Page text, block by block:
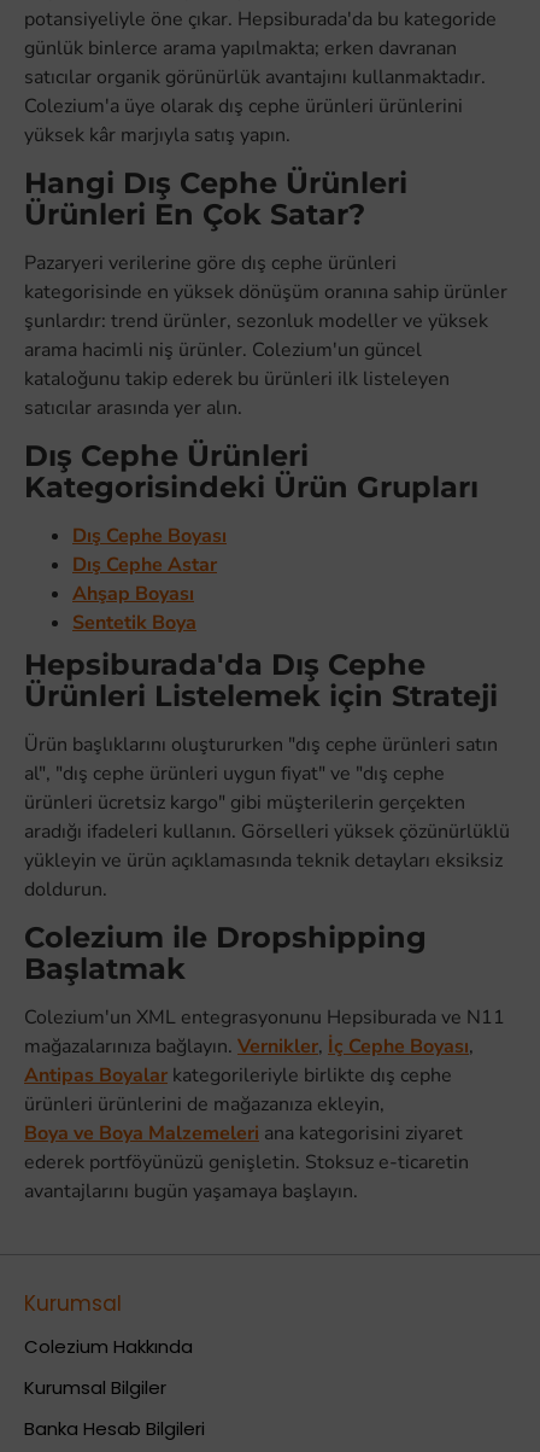
potansiyeliyle öne çıkar. Hepsiburada'da bu kategoride
günlük binlerce arama yapılmakta; erken davranan
satıcılar organik görünürlük avantajını kullanmaktadır.
Colezium'a üye olarak dış cephe ürünleri ürünlerini
yüksek kâr marjıyla satış yapın.
Hangi Dış Cephe Ürünleri
Ürünleri En Çok Satar?
Pazaryeri verilerine göre dış cephe ürünleri
kategorisinde en yüksek dönüşüm oranına sahip ürünler
şunlardır: trend ürünler, sezonluk modeller ve yüksek
arama hacimli niş ürünler. Colezium'un güncel
kataloğunu takip ederek bu ürünleri ilk listeleyen
satıcılar arasında yer alın.
Dış Cephe Ürünleri
Kategorisindeki Ürün Grupları
Dış Cephe Boyası
Dış Cephe Astar
Ahşap Boyası
Sentetik Boya
Hepsiburada'da Dış Cephe
Ürünleri Listelemek için Strateji
Ürün başlıklarını oluştururken "dış cephe ürünleri satın
al", "dış cephe ürünleri uygun fiyat" ve "dış cephe
ürünleri ücretsiz kargo" gibi müşterilerin gerçekten
aradığı ifadeleri kullanın. Görselleri yüksek çözünürlüklü
yükleyin ve ürün açıklamasında teknik detayları eksiksiz
doldurun.
Colezium ile Dropshipping
Başlatmak
Colezium'un XML entegrasyonunu Hepsiburada ve N11
mağazalarınıza bağlayın. Vernikler, İç Cephe Boyası,
Antipas Boyalar kategorileriyle birlikte dış cephe
ürünleri ürünlerini de mağazanıza ekleyin,
Boya ve Boya Malzemeleri ana kategorisini ziyaret
ederek portföyünüzü genişletin. Stoksuz e-ticaretin
avantajlarını bugün yaşamaya başlayın.
Kurumsal
Colezium Hakkında
Kurumsal Bilgiler
Banka Hesab Bilgileri